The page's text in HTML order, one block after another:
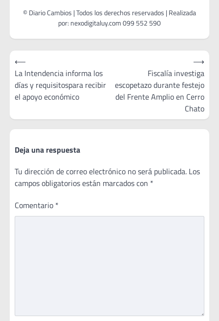
Navegación
de
entradas
⟵
La Intendencia informa los
días y requisitospara recibir
el apoyo económico
Fiscalía investiga
escopetazo durante festejo
del Frente Amplio en Cerro
Chato
⟶
Deja una respuesta
Tu dirección de correo electrónico no será publicada. Los
campos obligatorios están marcados con *
Comentario *